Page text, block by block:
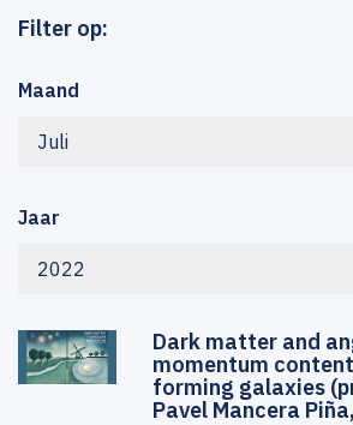
Filter op:
Maand
Juli
Jaar
2022
Dark matter and
momentum
forming galaxies
Pavel Mancera